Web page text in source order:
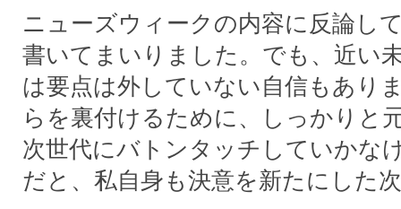
ニューズウィークの内容に反論し
書いてまいりました。でも、近い
は要点は外していない自信もあり
らを裏付けるために、しっかりと
次世代にバトンタッチしていかな
だと、私自身も決意を新たにした